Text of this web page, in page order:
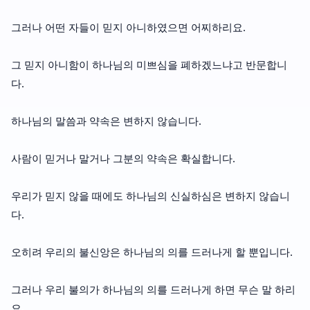
그러나 어떤 자들이 믿지 아니하였으면 어찌하리요.
그 믿지 아니함이 하나님의 미쁘심을 폐하겠느냐고 반문합니
다.
하나님의 말씀과 약속은 변하지 않습니다.
사람이 믿거나 말거나 그분의 약속은 확실합니다.
우리가 믿지 않을 때에도 하나님의 신실하심은 변하지 않습니
다.
오히려 우리의 불신앙은 하나님의 의를 드러나게 할 뿐입니다.
그러나 우리 불의가 하나님의 의를 드러나게 하면 무슨 말 하리